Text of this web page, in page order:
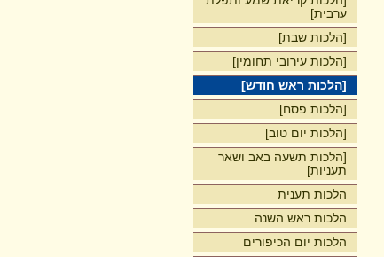
ערבית]
[הלכות שבת]
[הלכות עירובי תחומין]
[הלכות ראש חודש]
[הלכות פסח]
[הלכות יום טוב]
[הלכות תשעה באב ושאר
תעניות]
הלכות תענית
הלכות ראש השנה
הלכות יום הכיפורים